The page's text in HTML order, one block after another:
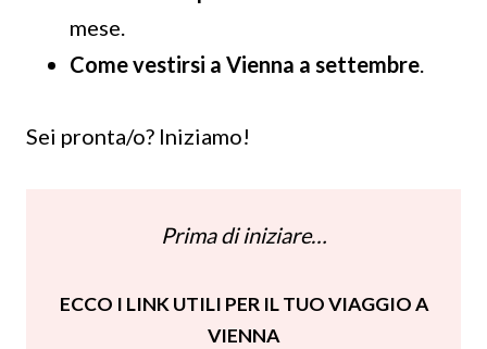
mese.
Come vestirsi a Vienna a settembre.
Sei pronta/o? Iniziamo!
Prima di iniziare…
ECCO I LINK UTILI PER IL TUO VIAGGIO A
VIENNA